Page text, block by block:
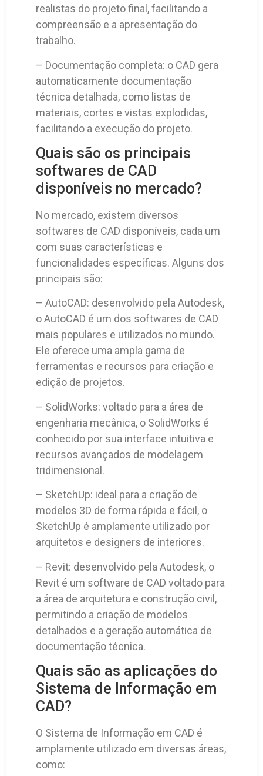
realistas do projeto final, facilitando a
compreensão e a apresentação do
trabalho.
– Documentação completa: o CAD gera
automaticamente documentação
técnica detalhada, como listas de
materiais, cortes e vistas explodidas,
facilitando a execução do projeto.
Quais são os principais
softwares de CAD
disponíveis no mercado?
No mercado, existem diversos
softwares de CAD disponíveis, cada um
com suas características e
funcionalidades específicas. Alguns dos
principais são:
– AutoCAD: desenvolvido pela Autodesk,
o AutoCAD é um dos softwares de CAD
mais populares e utilizados no mundo.
Ele oferece uma ampla gama de
ferramentas e recursos para criação e
edição de projetos.
– SolidWorks: voltado para a área de
engenharia mecânica, o SolidWorks é
conhecido por sua interface intuitiva e
recursos avançados de modelagem
tridimensional.
– SketchUp: ideal para a criação de
modelos 3D de forma rápida e fácil, o
SketchUp é amplamente utilizado por
arquitetos e designers de interiores.
– Revit: desenvolvido pela Autodesk, o
Revit é um software de CAD voltado para
a área de arquitetura e construção civil,
permitindo a criação de modelos
detalhados e a geração automática de
documentação técnica.
Quais são as aplicações do
Sistema de Informação em
CAD?
O Sistema de Informação em CAD é
amplamente utilizado em diversas áreas,
como: